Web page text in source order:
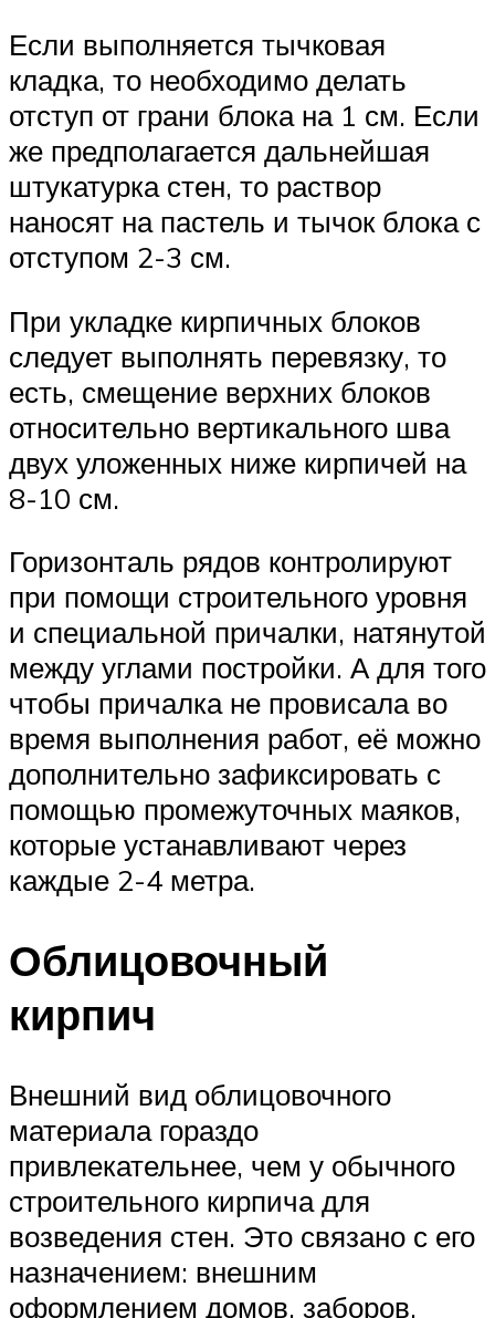
Если выполняется тычковая
кладка, то необходимо делать
отступ от грани блока на 1 см. Если
же предполагается дальнейшая
штукатурка стен, то раствор
наносят на пастель и тычок блока с
отступом 2-3 см.
При укладке кирпичных блоков
следует выполнять перевязку, то
есть, смещение верхних блоков
относительно вертикального шва
двух уложенных ниже кирпичей на
8-10 см.
Горизонталь рядов контролируют
при помощи строительного уровня
и специальной причалки, натянутой
между углами постройки. А для того
чтобы причалка не провисала во
время выполнения работ, её можно
дополнительно зафиксировать с
помощью промежуточных маяков,
которые устанавливают через
каждые 2-4 метра.
Облицовочный
кирпич
Внешний вид облицовочного
материала гораздо
привлекательнее, чем у обычного
строительного кирпича для
возведения стен. Это связано с его
назначением: внешним
оформлением домов, заборов,